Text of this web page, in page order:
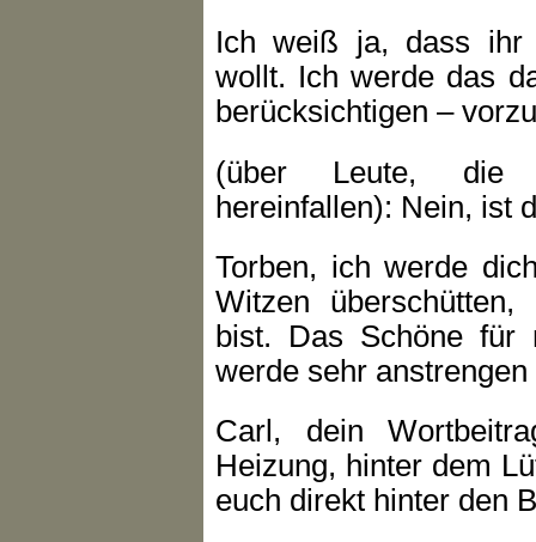
Ich weiß ja, dass ihr
wollt. Ich werde das
berücksichtigen –
(über Leute, die
hereinfallen): Nein, ist
Torben, ich werde
Witzen
bist. Das Schöne
werde sehr
Carl, dein
Heizung, hinter dem
euch direkt hinter den